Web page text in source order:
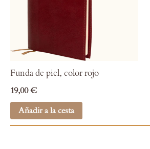
Funda de piel, color rojo
19,00 €
Añadir a la cesta